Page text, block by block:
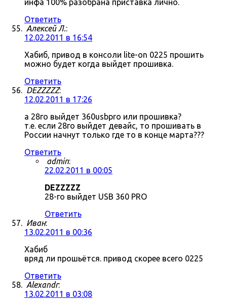
инфа 100% разобрана приставка лично.
Ответить
Алексей Л.:
12.02.2011 в 16:54
Хабиб, привод в консоли lite-on 0225 прошить
можно будет когда выйдет прошивка.
Ответить
DEZZZZZ:
12.02.2011 в 17:26
а 28го выйдет 360usbpro или прошивка?
т.е. если 28го выйдет девайс, то прошивать в
России начнут только где то в конце марта???
Ответить
admin:
22.02.2011 в 00:05
DEZZZZZ
28-го выйдет USB 360 PRO
Ответить
Иван:
13.02.2011 в 00:36
Хабиб
вряд ли прошьётся. привод скорее всего 0225
Ответить
Alexandr:
13.02.2011 в 03:08